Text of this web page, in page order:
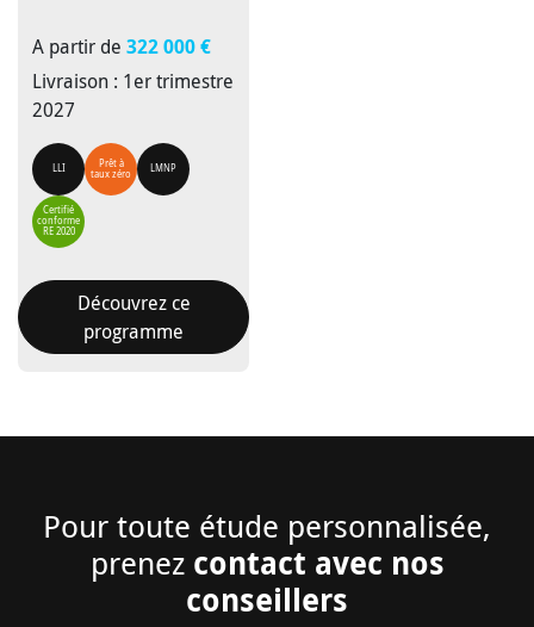
A partir de 322 000 €
Livraison : 1er trimestre
2027
LLI
Prêt à
taux zéro
LMNP
Certifié
conforme
RE 2020
Découvrez ce
programme
Pour toute étude personnalisée,
prenez contact avec nos
conseillers